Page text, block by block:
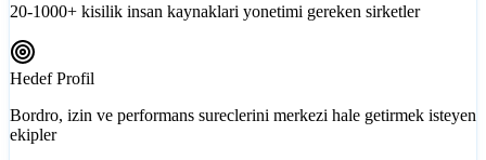
20-1000+ kisilik insan kaynaklari yonetimi gereken sirketler
Hedef Profil
Bordro, izin ve performans sureclerini merkezi hale getirmek isteyen
ekipler